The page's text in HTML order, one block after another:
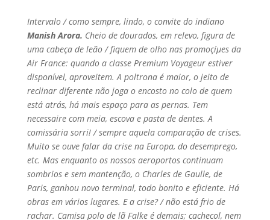
Intervalo / como sempre, lindo, o convite do indiano
Manish Arora. Cheio de dourados, em relevo, figura de
uma cabeça de leão / fiquem de olho nas promoçíµes da
Air France: quando a classe Premium Voyageur estiver
disponí­vel, aproveitem. A poltrona é maior, o jeito de
reclinar diferente não joga o encosto no colo de quem
está atrás, há mais espaço para as pernas. Tem
necessaire com meia, escova e pasta de dentes. A
comissária sorri! / sempre aquela comparação de crises.
Muito se ouve falar da crise na Europa, do desemprego,
etc. Mas enquanto os nossos aeroportos continuam
sombrios e sem mantenção, o Charles de Gaulle, de
Paris, ganhou novo terminal, todo bonito e eficiente. Há
obras em vários lugares. E a crise? / não está frio de
rachar. Camisa polo de lã Falke é demais; cachecol, nem